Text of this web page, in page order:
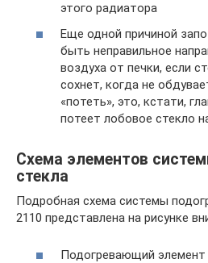
этого радиатора
Еще одной причиной
быть неправильное
воздуха от печки, если
сохнет, когда не
«потеть», это, кстати,
потеет лобовое стекло
Схема элементов
стекла
Подробная схема системы
2110 представлена на рисунке
Подогревающий элемент